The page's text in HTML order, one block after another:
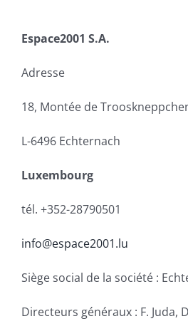
Espace2001 S.A.
Adresse
18, Montée de
L-6496 Echternach
Luxembourg
tél. +352-28790501
info@espace2001.lu
Siège social de la société :
Directeurs généraux : F. Juda,